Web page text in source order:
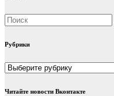
Рубрики
Рубрики
Читайте новости Вконтакте